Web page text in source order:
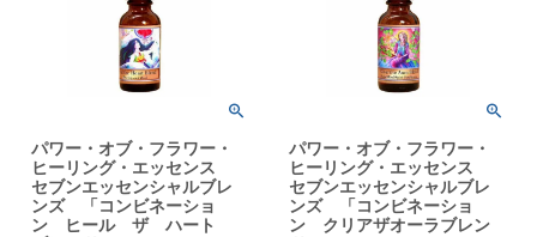
パワー・オブ・フラワー・
ヒーリング・エッセンス
セブンエッセンシャルブレ
ンズ 「コンビネーショ
ン ヒール ザ ハート
パワー・オブ・フラワー・
ヒーリング・エッセンス
セブンエッセンシャルブレ
ンズ 「コンビネーショ
ン クリアザオーラブレン